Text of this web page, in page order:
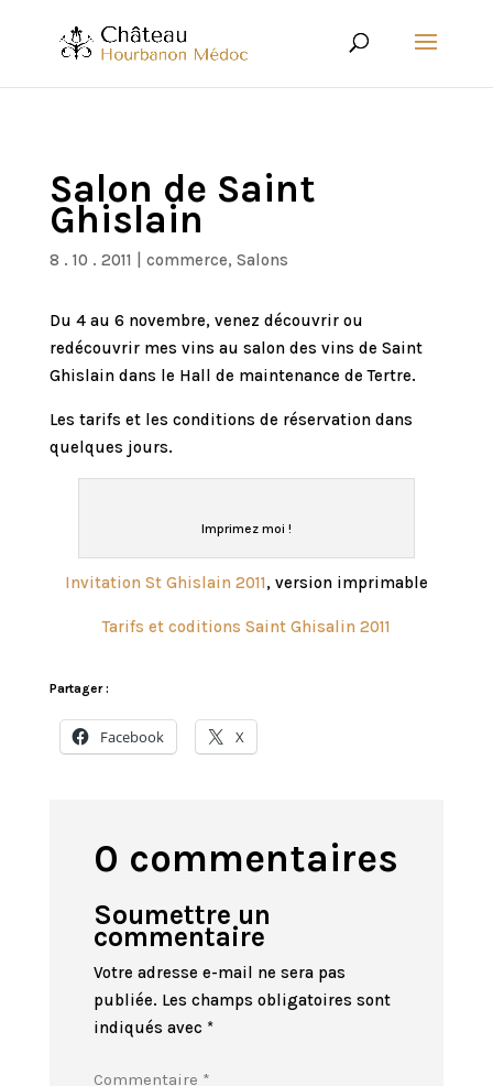
Salon de Saint
Ghislain
8 . 10 . 2011 commerce, Salons
Du 4 au 6 novembre, venez découvrir ou
redécouvrir mes vins au salon des vins de Saint
Ghislain dans le Hall de maintenance de Tertre.
Les tarifs et les conditions de réservation dans
quelques jours.
Imprimez moi !
Invitation St Ghislain 2011, version imprimable
Tarifs et coditions Saint Ghisalin 2011
Partager :
Facebook X
0 commentaires
Soumettre un
commentaire
Votre adresse e-mail ne sera pas
publiée. Les champs obligatoires sont
indiqués avec *